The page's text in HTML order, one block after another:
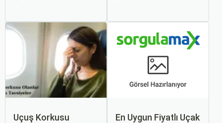
bir yoldur. Bu yolculukların
ilk adımı ise, genellikle bir
uçak bileti satın almaktır.
firması sunduğu hizmetler
ve fiyatlandırma politikaları
açısından farklılık gösterir.
Uçuş Korkusu
En Uygun Fiyatlı Uçak